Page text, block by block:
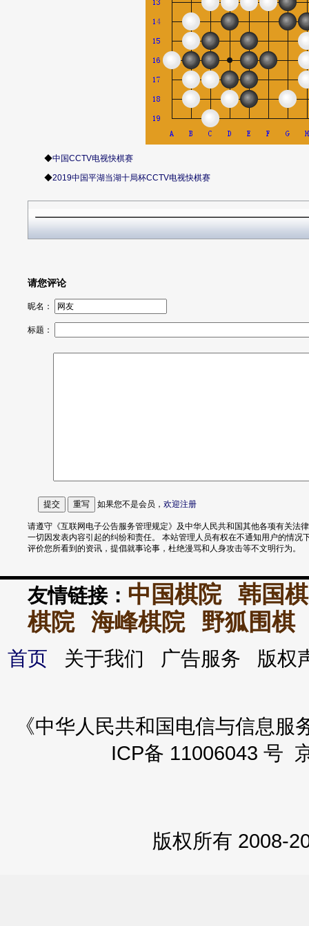
◆中国CCTV电视快棋赛
◆2019中国平湖当湖十局杯CCTV电视快棋赛
请您评论
昵名：
标题：
如果您不是会员， 欢迎注册
请遵守《互联网电子公告服务管理规定》及中华人民共和国其他各项有关法
一切因发表内容引起的纠纷和责任。 本站管理人员有权在不通知用户的情况
评价您所看到的资讯，提倡就事论事，杜绝漫骂和人身攻击等不文明行为。
友情链接： 中国棋院
韩国
棋院
海峰棋院 野狐围棋
首页 关于我们 广告服务 版
《中华人民共和国电信与信息
ICP备 11006043 号
版权所有 2008-